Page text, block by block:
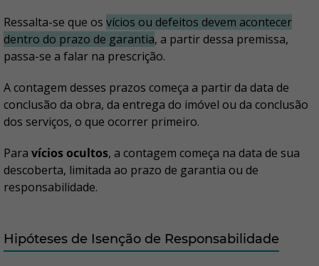
Ressalta-se que os vícios ou defeitos devem acontecer
dentro do prazo de garantia, a partir dessa premissa,
passa-se a falar na prescrição.
A contagem desses prazos começa a partir da data de
conclusão da obra, da entrega do imóvel ou da conclusão
dos serviços, o que ocorrer primeiro.
Para vícios ocultos, a contagem começa na data de sua
descoberta, limitada ao prazo de garantia ou de
responsabilidade.
Hipóteses de Isenção de Responsabilidade